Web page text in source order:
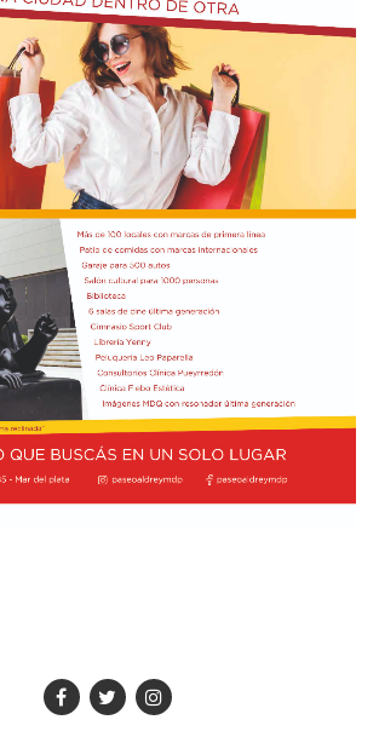
Humanitas”.
expresó la necesidad de unir a
sociales detrás un mismo objetivo,
bajo el lema “Puentes hacia el
valoró la predisposición de CAME
Semana Social 2026, que tendrá lugar
en la ciudad de Córdoba, así
próxima visita del Sumo Pontífice.
de Hacienda de CAME, Blas
la importancia de la realización de la
anualmente convoca la Comisión
Social, e indicó que miembros
de todo el país participarán de la
y Taladrid en la visita a la sede de la